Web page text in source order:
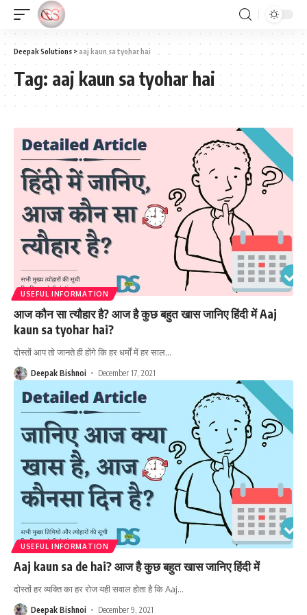
Deepak Solutions > aaj kaun sa tyohar hai
Tag: aaj kaun sa tyohar hai
USEFUL INFORMATION
आज कौन सा त्यौहार है? आज है कुछ बहुत खास जानिए हिंदी में Aaj
kaun sa tyohar hai?
दोस्तों आप तो जानते ही होंगे कि हर धर्मों में हर साल…
Deepak Bishnoi December 17, 2021
USEFUL INFORMATION
Aaj kaun sa de hai? आज है कुछ बहुत खास जानिए हिंदी में
दोस्तों हर व्यक्ति का हर रोज यही सवाल होता है कि Aaj…
Deepak Bishnoi December 9, 2021